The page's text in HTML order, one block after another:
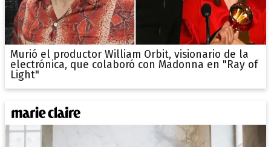
Murió el productor William Orbit, visionario de la
electrónica, que colaboró con Madonna en "Ray of
Light"